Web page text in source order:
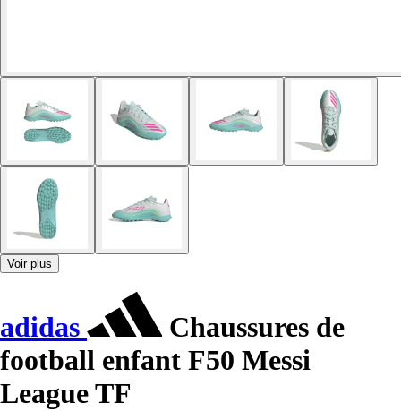
Voir plus
adidas
Chaussures de
football enfant F50 Messi
League TF